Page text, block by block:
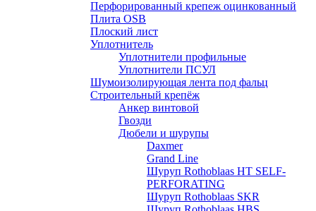
Перфорированный крепеж оцинкованный
Плита OSB
Плоский лист
Уплотнитель
Уплотнители профильные
Уплотнители ПСУЛ
Шумоизолирующая лента под фальц
Строительный крепёж
Анкер винтовой
Гвозди
Дюбели и шурупы
Daxmer
Grand Line
Шуруп Rothoblaas HT SELF-
PERFORATING
Шуруп Rothoblaas SKR